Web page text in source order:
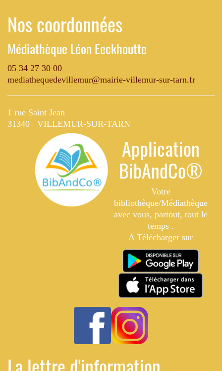
Nos coordonnées
Médiathèque Léon Eeckhoutte
05 34 27 30 00
mediathequedevillemur@mairie-villemur-sur-tarn.fr
1 rue Saint Jean
31340 VILLEMUR-SUR-TARN
Application
BibAndCo®
Votre
bibliothèque/Médiathèque
avec vous, partout, tout le
temps .
A Télécharger sur